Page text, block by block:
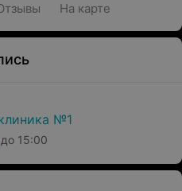
На карте
№1
до 15:00